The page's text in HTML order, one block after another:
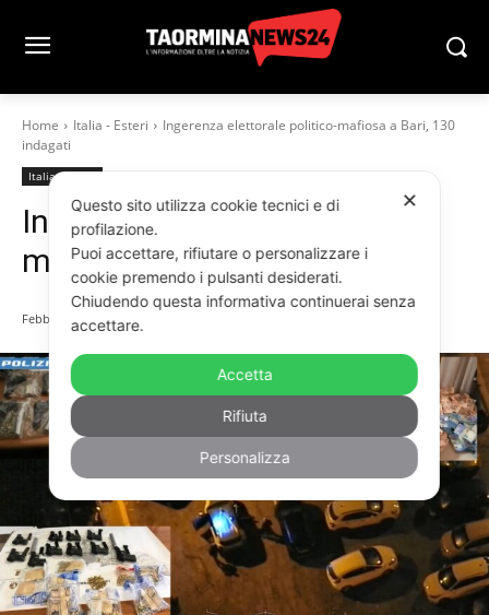
Home Italia - Esteri
Ingerenza elettorale politico-mafiosa a Bari, 130
indagati
Italia - Esteri
Ingerenza elettorale politico-
mafiosa a Bari, 130 indagati
Febbraio 26, 2024
✕
Questo sito utilizza cookie tecnici e di
profilazione.
Puoi accettare, rifiutare o personalizzare i
cookie premendo i pulsanti desiderati.
Chiudendo questa informativa continuerai senza
accettare.
Accetta
Rifiuta
Personalizza